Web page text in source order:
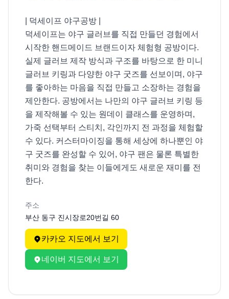
| 덕세이프 야구공방 |
덕세이프는 야구 글러브를 직접 만들던 경험에서
시작한 핸드메이드 브랜드이자 체험형 공방이다.
실제 글러브 제작 방식과 구조를 바탕으로 한 미니
글러브 키링과 다양한 야구 굿즈를 선보이며, 야구
를 좋아하는 마음을 직접 만들고 소장하는 경험을
제안한다. 공방에서는 나만의 야구 글러브 키링 등
을 제작해볼 수 있는 원데이 클래스를 운영하며,
가죽 선택부터 스티치, 각인까지 전 과정을 체험할
수 있다. 커스터마이징을 통해 세상에 하나뿐인 야
구 굿즈를 완성할 수 있어, 야구 팬은 물론 특별한
취미와 경험을 찾는 이들에게도 새로운 재미를 전
한다.
주소
부산 동구 진시장로20번길 60
카카오 지도에서 보기
네이버 지도에서 보기